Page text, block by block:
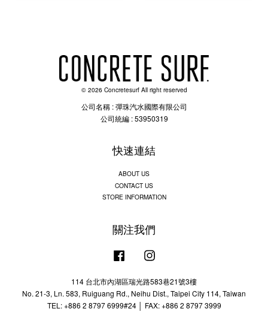
© 2026 Concretesurf All right reserved
公司名稱 : 彈珠汽水國際有限公司
公司統編 : 53950319
快速連結
ABOUT US
CONTACT US
STORE INFORMATION
關注我們
Facebook
114 台北市內湖區瑞光路583巷21號3樓
No. 21-3, Ln. 583, Ruiguang Rd., Neihu Dist., Taipei City 114, Taiwan
TEL: +886 2 8797 6999#24 │ FAX: +886 2 8797 3999